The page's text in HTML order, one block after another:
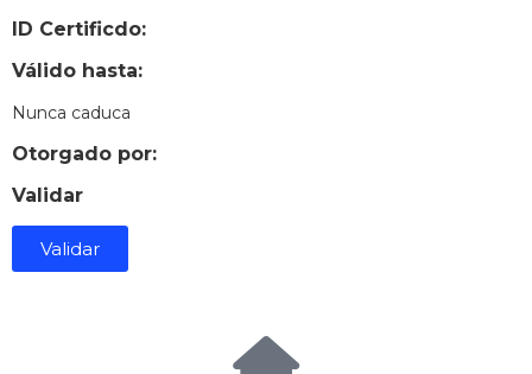
ID Certificdo:
Válido hasta:
Nunca caduca
Otorgado por:
Validar
Validar